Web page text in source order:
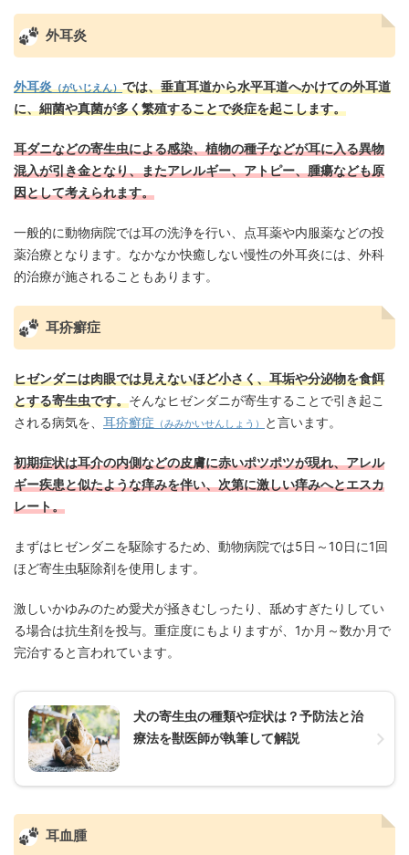
外耳炎
外耳炎（がいじえん）では、垂直耳道から水平耳道へかけての外耳道
に、細菌や真菌が多く繁殖することで炎症を起こします。
耳ダニなどの寄生虫による感染、植物の種子などが耳に入る異物
混入が引き金となり、またアレルギー、アトピー、腫瘍なども原
因として考えられます。
一般的に動物病院では耳の洗浄を行い、点耳薬や内服薬などの投
薬治療となります。なかなか快癒しない慢性の外耳炎には、外科
的治療が施されることもあります。
耳疥癬症
ヒゼンダニは肉眼では見えないほど小さく、耳垢や分泌物を食餌
とする寄生虫です。そんなヒゼンダニが寄生することで引き起こ
される病気を、 耳疥癬症 （みみかいせんしょう） と言います。
初期症状は耳介の内側などの皮膚に赤いポツポツが現れ、アレル
ギー疾患と似たような痒みを伴い、次第に激しい痒みへとエスカ
レート。
まずはヒゼンダニを駆除するため、動物病院では5日～10日に1回
ほど寄生虫駆除剤を使用します。
激しいかゆみのため愛犬が掻きむしったり、舐めすぎたりしてい
る場合は抗生剤を投与。重症度にもよりますが、1か月～数か月で
完治すると言われています。
犬の寄生虫の種類や症状は？予防法と治
療法を獣医師が執筆して解説
耳血腫